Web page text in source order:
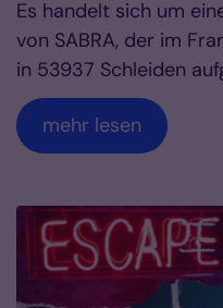
Es handelt sich um
von SABRA, der im
in 53937 Schleiden
mehr lesen